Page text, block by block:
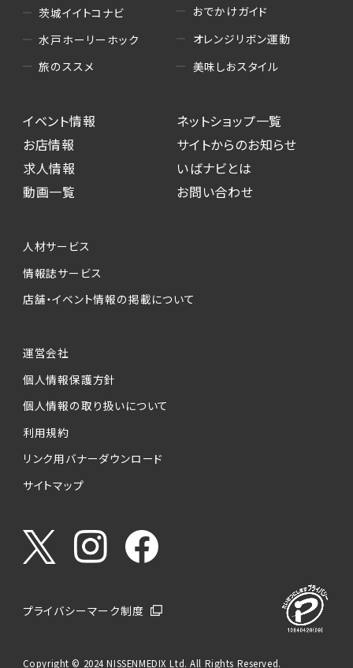
茨城イイトコナビ
水戸ホーリーホック
旅のススメ
おでかけガイド
オレンジリボン運動
美味しおスタイル
イベント情報
お店情報
求人情報
動画一覧
ネットショップ一覧
サイトからのお知らせ
いばナビとは
お問い合わせ
人材サービス
情報誌サービス
店舗・イベント情報の掲載について
運営会社
個人情報保護方針
個人情報の取り扱いについて
利用規約
リンク用バナーダウンロード
サイトマップ
プライバシーマーク制度
Copyright © 2024 NISSENMEDIX Ltd. All Rights Reserved.